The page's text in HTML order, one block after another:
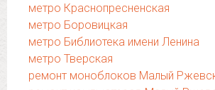
метро Краснопресненская
метро Боровицкая
метро Библиотека имени Ленина
метро Тверская
ремонт моноблоков Малый